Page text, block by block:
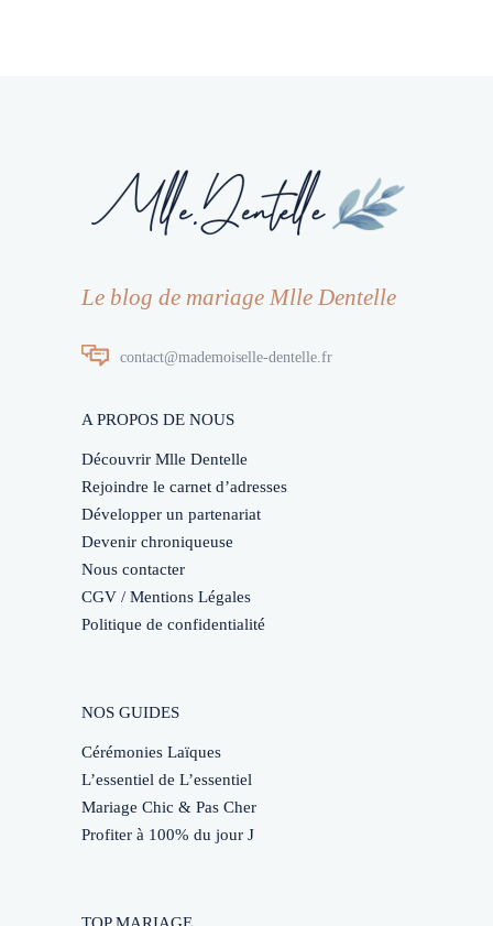
Le blog de mariage Mlle Dentelle
contact@mademoiselle-dentelle.fr
A PROPOS DE NOUS
Découvrir Mlle Dentelle
Rejoindre le carnet d’adresses
Développer un partenariat
Devenir chroniqueuse
Nous contacter
CGV / Mentions Légales
Politique de confidentialité
NOS GUIDES
Cérémonies Laïques
L’essentiel de L’essentiel
Mariage Chic & Pas Cher
Profiter à 100% du jour J